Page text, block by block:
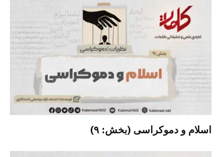
اسلام و دموکراسی (بخش: ۹)